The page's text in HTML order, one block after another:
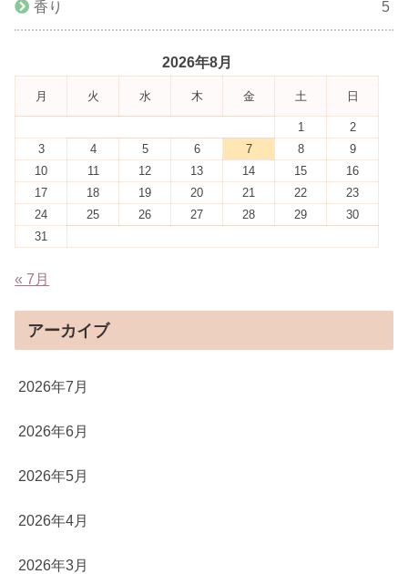
香り 5
2026年8月
月 火 水 木 金 土 日
1
2
3
4 5 6 7 8
9
10
11 12 13 14 15
16
17
18 19 20 21 22
23
24
25 26 27 28 29
30
31
« 7月
アーカイブ
2026年7月
2026年6月
2026年5月
2026年4月
2026年3月